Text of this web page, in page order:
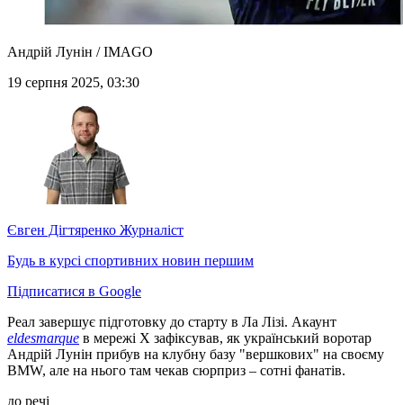
Андрій Лунін / IMAGO
19 серпня 2025, 03:30
Євген Дігтяренко Журналіст
Будь в курсі спортивних новин першим
Підписатися в Google
Реал завершує підготовку до старту в Ла Лізі. Акаунт
eldesmarque в мережі Х зафіксував, як український воротар
Андрій Лунін прибув на клубну базу "вершкових" на своєму
BMW, але на нього там чекав сюрприз – сотні фанатів.
до речі